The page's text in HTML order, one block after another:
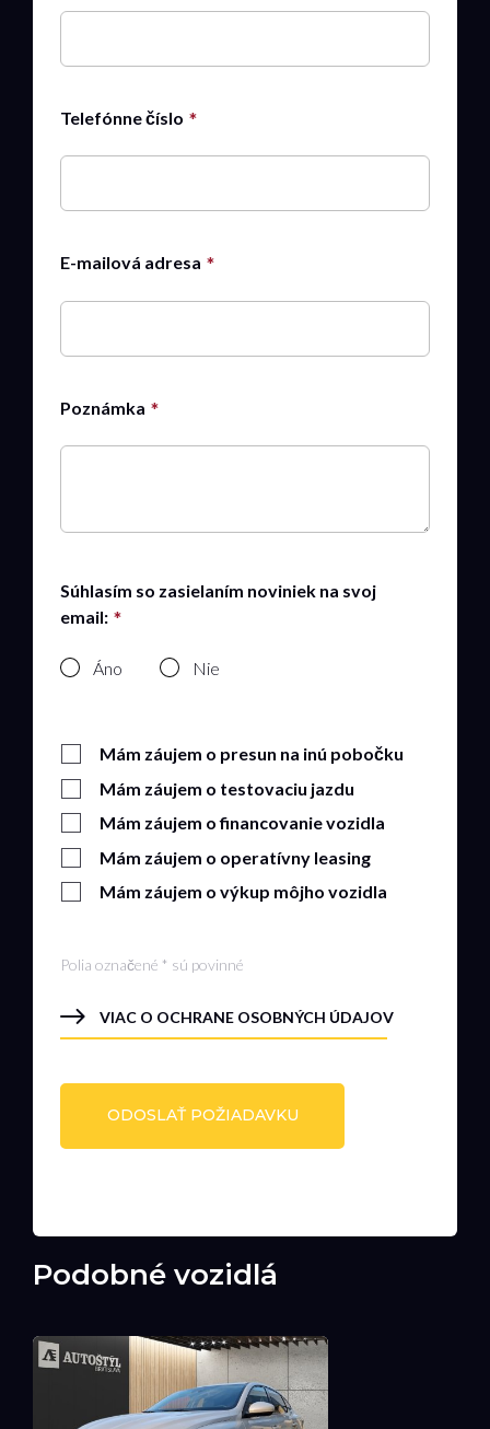
Telefónne číslo
E-mailová adresa
Poznámka
Súhlasím so zasielaním noviniek na svoj
email:
Áno Nie
Mám záujem o presun na inú pobočku
Mám záujem o testovaciu jazdu
Mám záujem o financovanie vozidla
Mám záujem o operatívny leasing
Mám záujem o výkup môjho vozidla
Polia označené * sú povinné
VIAC O OCHRANE OSOBNÝCH ÚDAJOV
Podobné vozidlá